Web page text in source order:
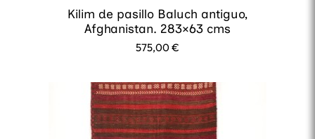
Kilim de pasillo Baluch antiguo,
Afghanistan. 283×63 cms
575,00€